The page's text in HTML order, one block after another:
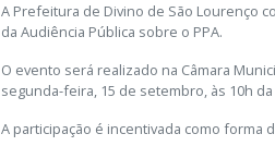
A Prefeitura de Divino de São Lourenço
da Audiência Pública sobre o PPA.
O evento será realizado na Câmara
segunda-feira, 15 de setembro, às 10h da
A participação é incentivada como